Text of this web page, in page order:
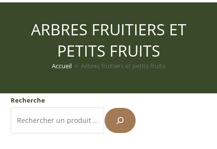
ARBRES FRUITIERS ET
PETITS FRUITS
Accueil > Arbres fruitiers et petits fruits
Recherche